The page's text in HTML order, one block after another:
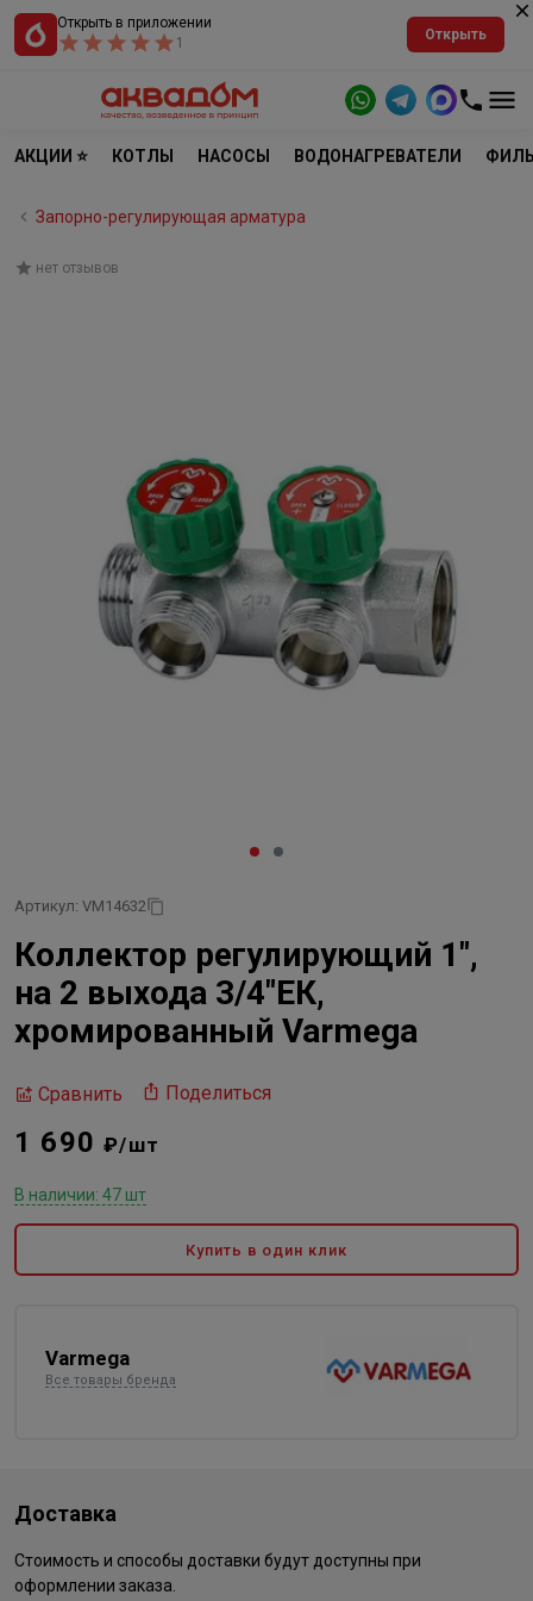
Открыть в приложении
1
Открыть
АКЦИИ ⭐ КОТЛЫ НАСОСЫ ВОДОНАГРЕВАТЕЛИ
Запорно-регулирующая арматура
нет отзывов
Артикул: VM14632
Коллектор регулирующий 1",
на 2 выхода 3/4"ЕК,
хромированный Varmega
Сравнить Поделиться
1 690₽/шт
В наличии: 47 шт
Купить в один клик
Varmega
Все товары бренда
Доставка
Стоимость и способы доставки будут доступны при
оформлении заказа.